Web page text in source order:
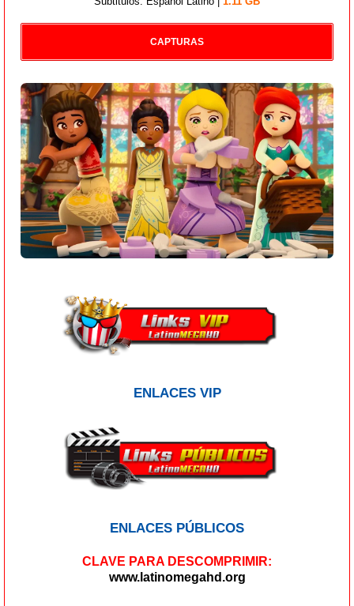
CAPTURAS
ENLACES VIP
ENLACES PÚBLICOS
CLAVE PARA DESCOMPRIMIR:
www.latinomegahd.org